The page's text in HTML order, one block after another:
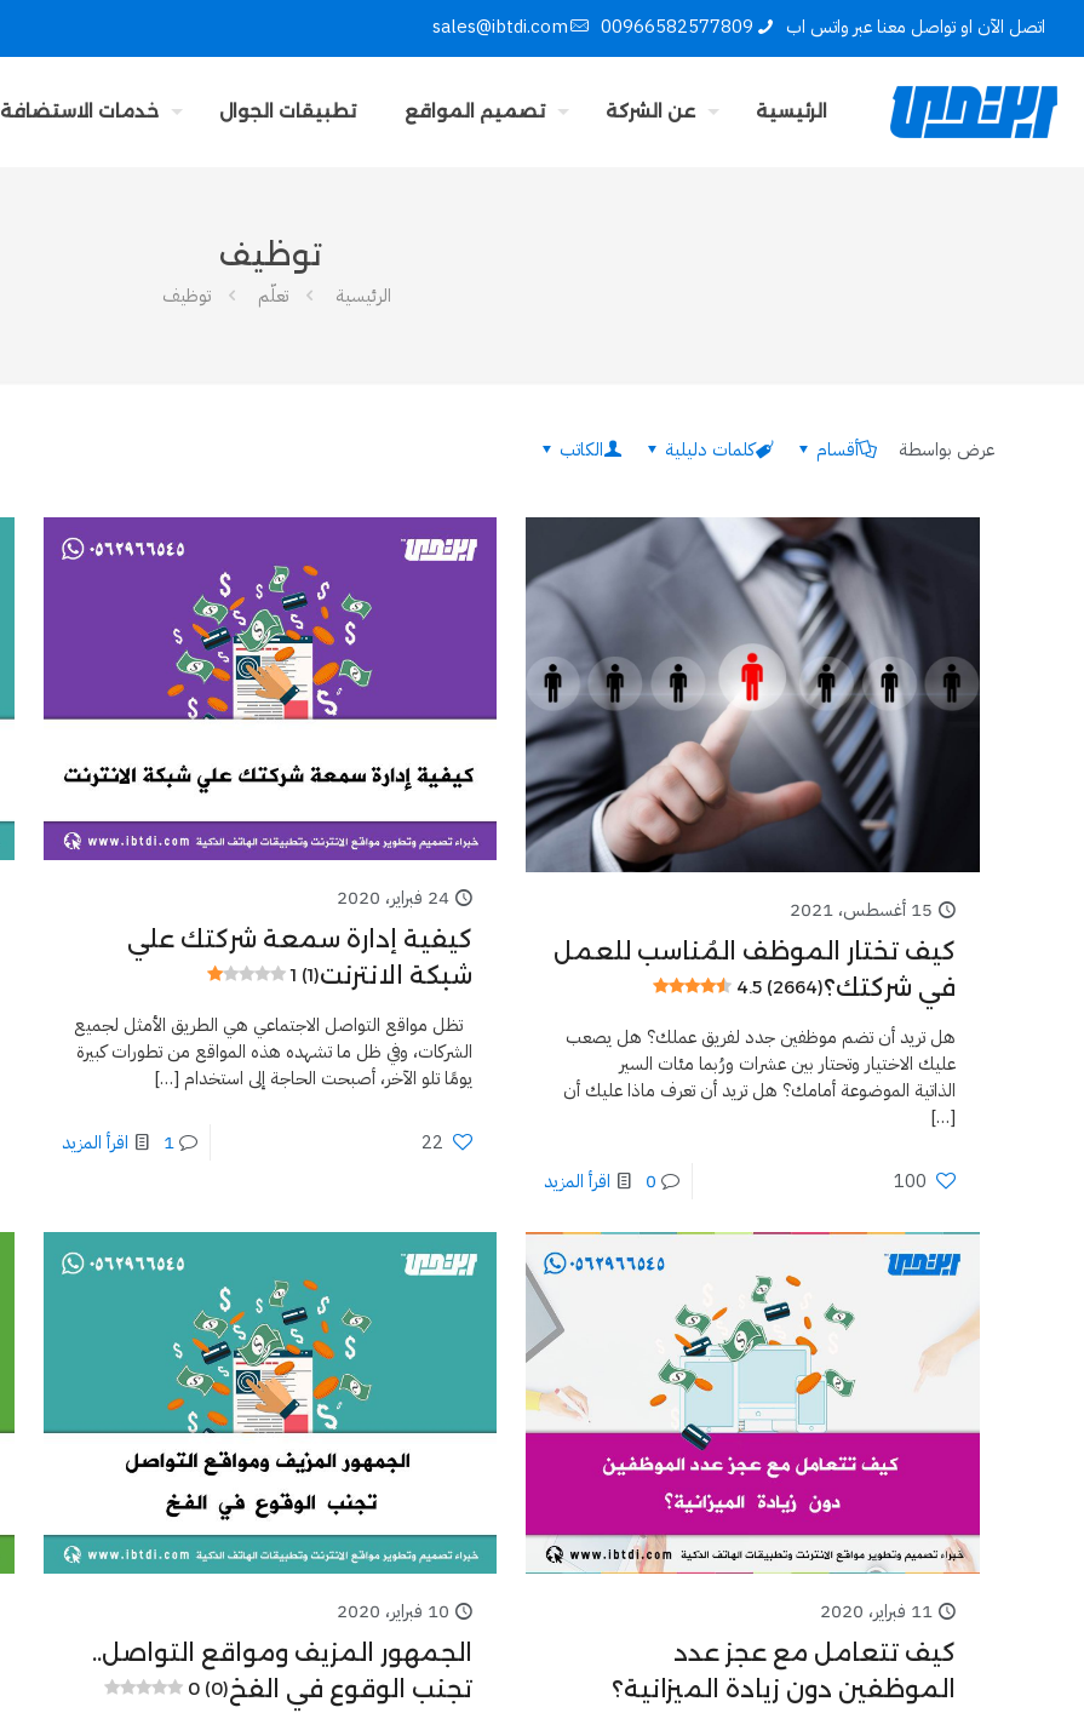
اتصل الآن او تواصل معنا عبر واتس اب 00966582577809
sales@ibtdi.com
الرئيسية عن الشركة تصميم المواقع تطبيقات الجوال خدمات الاستضافة
توظيف
الرئيسية تعلّم توظيف
عرض بواسطة أقسام كلمات دليلية الكاتب
15 أغسطس، 2021
كيف تختار الموظف المُناسب للعمل
في شركتك؟4.5 (2664)
هل تريد أن تضم موظفين جدد لفريق عملك؟ هل يصعب
عليك الاختيار وتحتار بين عشرات ورُبما مئات السير
الذاتية الموضوعة أمامك؟ هل تريد أن تعرف ماذا عليك أن
[…]
100
0 اقرأ المزيد
24 فبراير، 2020
كيفية إدارة سمعة شركتك علي
شبكة الانترنت1 (1)
تظل مواقع التواصل الاجتماعي هي الطريق الأمثل لجميع
الشركات، وفي ظل ما تشهده هذه المواقع من تطورات كبيرة
يومًا تلو الآخر، أصبحت الحاجة إلى استخدام […]
22
1 اقرأ المزيد
11 فبراير، 2020
كيف تتعامل مع عجز عدد
الموظفين دون زيادة الميزانية؟
10 فبراير، 2020
الجمهور المزيف ومواقع التواصل..
تجنب الوقوع في الفخ0 (0)